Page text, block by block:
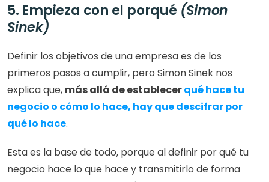
5. Empieza con el porqué (Simon
Sinek)
Definir los objetivos de una empresa es de los
primeros pasos a cumplir, pero Simon Sinek nos
explica que, más allá de establecer qué hace tu
negocio o cómo lo hace, hay que descifrar por
qué lo hace.
Esta es la base de todo, porque al definir por qué tu
negocio hace lo que hace y transmitirlo de forma